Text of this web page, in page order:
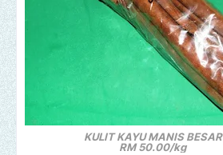
KULIT KAYU MANIS BESAR
RM 50.00/kg